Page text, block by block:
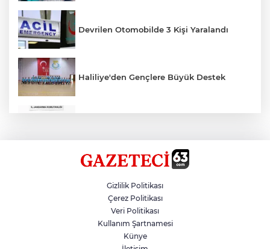
Devrilen Otomobilde 3 Kişi Yaralandı
Haliliye'den Gençlere Büyük Destek
Hikmet Başak’tan Ulaşım Çalışması
Atatürk Bulvarında Asfalt Yenileniyor
Gizlilik Politikası
Çerez Politikası
Veri Politikası
Kullanım Şartnamesi
Künye